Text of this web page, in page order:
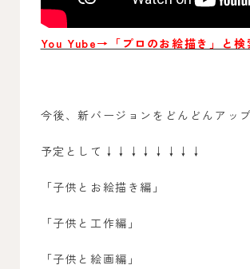
You Yube→「プロのお絵描き」と検
今後、新バージョンをどんどんアッ
予定として↓↓↓↓↓↓↓↓
「子供とお絵描き編」
「子供と工作編」
「子供と絵画編」